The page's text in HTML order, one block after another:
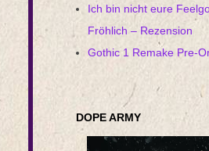
Ich bin nicht eure
Fröhlich – Rezension
Gothic 1 Remake Pre-
DOPE ARMY